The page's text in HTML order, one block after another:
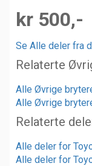
kr 500,-
Se Alle deler fra
Relaterte
Alle Øvrige
Alle Øvrige
Relaterte
Alle deler for
Alle deler for